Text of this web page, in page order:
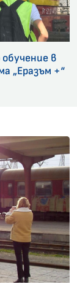
в
„Еразъм +“